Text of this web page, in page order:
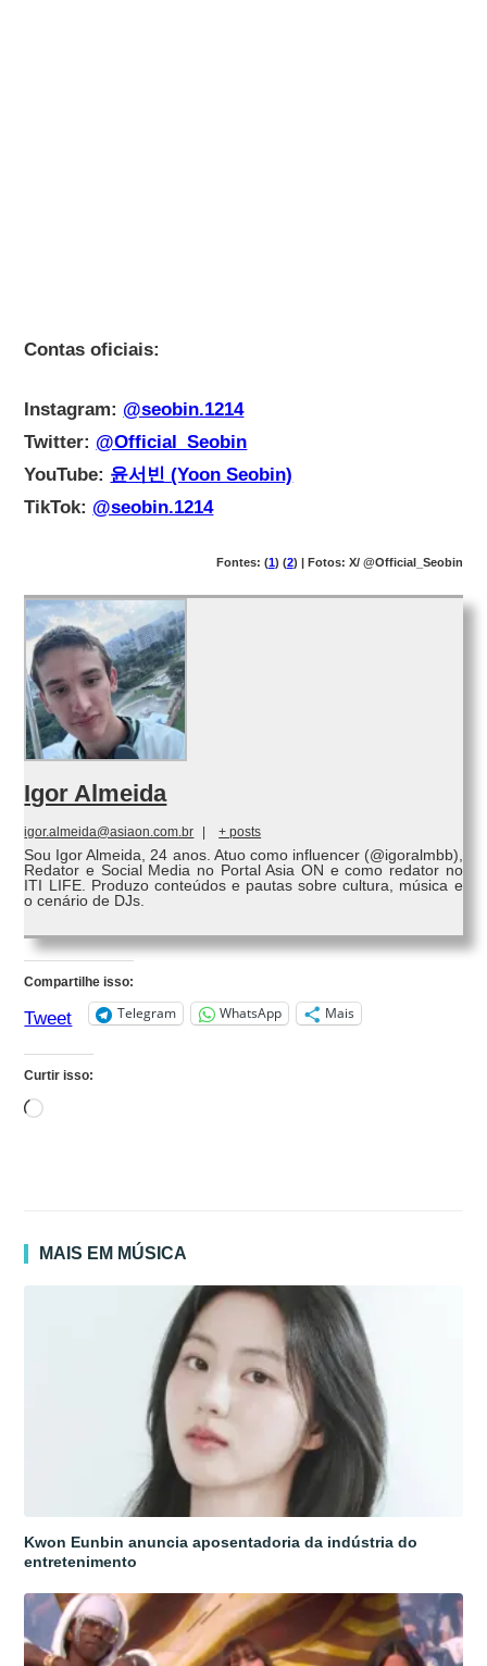
Contas oficiais:
Instagram: @seobin.1214
Twitter: @Official_Seobin
YouTube: 윤서빈 (Yoon Seobin)
TikTok: @seobin.1214
Fontes: (1) (2) | Fotos: X/ @Official_Seobin
Igor Almeida
igor.almeida@asiaon.com.br | + posts
Sou Igor Almeida, 24 anos. Atuo como influencer (@igoralmbb),
Redator e Social Media no Portal Asia ON e como redator no
ITI LIFE. Produzo conteúdos e pautas sobre cultura, música e
o cenário de DJs.
Compartilhe isso:
Tweet Telegram WhatsApp Mais
Curtir isso:
Carregando...
MAIS EM MÚSICA
Kwon Eunbin anuncia aposentadoria da indústria do
entretenimento